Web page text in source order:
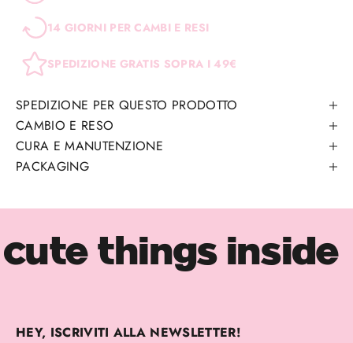
14 GIORNI PER CAMBI E RESI
SPEDIZIONE GRATIS SOPRA I 49€
SPEDIZIONE PER QUESTO PRODOTTO
CAMBIO E RESO
CURA E MANUTENZIONE
PACKAGING
cute things inside
HEY, ISCRIVITI ALLA NEWSLETTER!